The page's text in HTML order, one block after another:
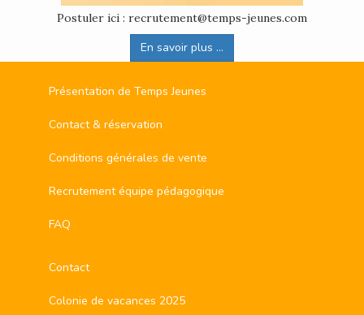
Postuler ici : recrutement@temps-jeunes.com
En savoir plus ...
Présentation de Temps Jeunes
Contact & réservation
Conditions générales de vente
Recrutement équipe pédagogique
FAQ
Contact
Colonie de vacances 2025